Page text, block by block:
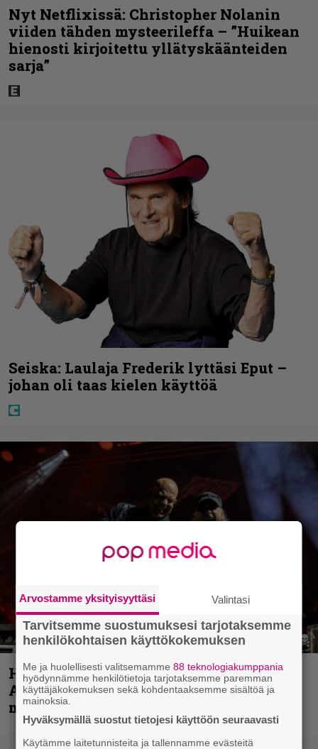
Nyt Netflixissä: Christopher Nolanin
viiden tähden mysteerileffa – ”Huikean
hienosti kirjoitettu yllätyskäänteiden
sarja”
Seiska: Laulaja Frederik lyttäsi Eput –
johan oli taas kielen käyttöä
Hellsinki Metal Festival kuvina, osa 1 –
Accept, Carcass, Black Label Society ja
muita avauspäivän esiintyjiä
Arvostamme yksityisyyttäsi Valintasi
Tarvitsemme suostumuksesi tarjotaksemme
henkilökohtaisen käyttökokemuksen
Me ja huolellisesti valitsemamme88 teknologiakumppania
hyödynnämme henkilötietoja tarjotaksemme paremman
käyttäjäkokemuksen sekä kohdentaaksemme sisältöä ja
mainoksia.
Hyväksymällä suostut tietojesi käyttöön seuraavasti
Käytämme laitetunnisteita ja tallennamme evästeitä